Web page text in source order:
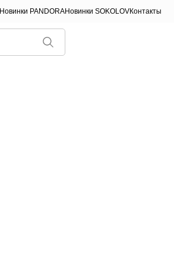
Новинки PANDORAНовинки SOKOLOVКонтакты